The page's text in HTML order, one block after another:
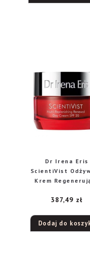
Dr Irena Eris
ScientiVist
Krem
ml
387,49 zł
Dodaj do